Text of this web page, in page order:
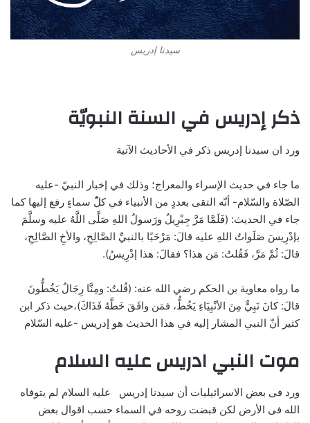
سيدنا إدريس
ذكر إدريس في السنة النبويّة
ورد ان سيدنا إدريس ذكر في الأحاديث الآتية
ما جاء في حديث الإسراء والمعراج؛ وذلك في إخبار النبيّ -عليه
الصّلاة والسّلام- أنّه التقى بعددٍ من الأنبياء في كلّّ سماءٍ رفع إليها كما
جاء في الحديث: (فَلَمَّا مَرَّ جِبْرِيلُ ورَسولُ اللهِ صَلَّى اللَّهُ عليه وسلَّمَ
بإدْرِيسَ صَلَواتُ اللهِ عليه قالَ: مَرْحَبًا بالنبيِّ الصَّالِحِ، والأخِ الصَّالِحِ،
قالَ: ثُمَّ مَرَّ، فَقُلتُ: مَن هذا؟ فقالَ: هذا إدْرِيسُ).
ما رواه معاوية بن الحكم رضي الله عنه: (قُلتُ: ومِنَّا رِجَالٌ يَخُطُّونَ
قالَ: كانَ نَبِيٌّ مِنَ الأنْبِيَاءِ يَخُطُّ، فمَن وافَقَ خَطَّهُ فَذَاكَ)،حيث ذكر ابن
كثير أنّ النبي المشار إليه في هذا الحديث هو إدريس -عليه السّلام
موت النبي ادريس عليه السلام
ورد فى بعض الاسرائيليات أن سيدنا إدريس عليه السلام لم يتوفاه
الله فى الأرض لكن قبضت روحه في السماء حسب اقوال بعض